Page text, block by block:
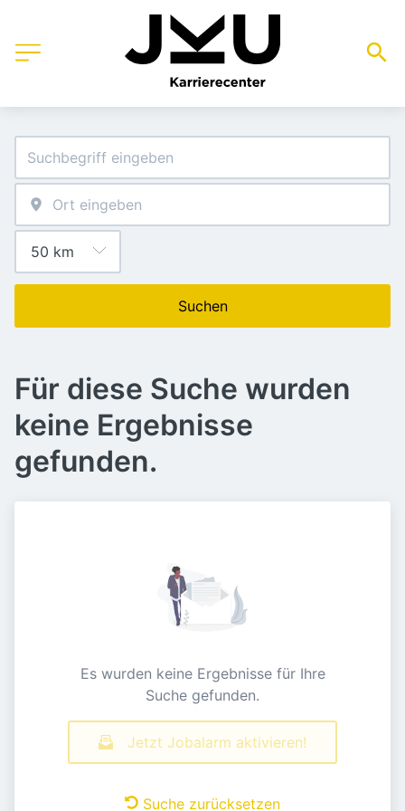
Suchen
Für diese Suche wurden
keine Ergebnisse
gefunden.
Es wurden keine Ergebnisse für Ihre
Suche gefunden.
Jetzt Jobalarm aktivieren!
Suche zurücksetzen